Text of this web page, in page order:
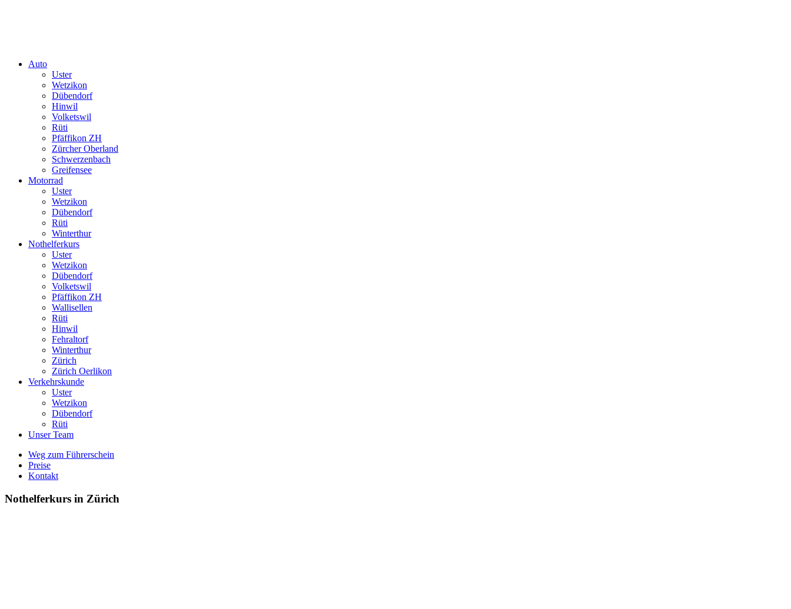
Auto
Uster
Wetzikon
Dübendorf
Hinwil
Volketswil
Rüti
Pfäffikon ZH
Zürcher Oberland
Schwerzenbach
Greifensee
Motorrad
Uster
Wetzikon
Dübendorf
Rüti
Winterthur
Nothelferkurs
Uster
Wetzikon
Dübendorf
Volketswil
Pfäffikon ZH
Wallisellen
Rüti
Hinwil
Fehraltorf
Winterthur
Zürich
Zürich Oerlikon
Verkehrskunde
Uster
Wetzikon
Dübendorf
Rüti
Unser Team
Weg zum Führerschein
Preise
Kontakt
Nothelferkurs in Zürich